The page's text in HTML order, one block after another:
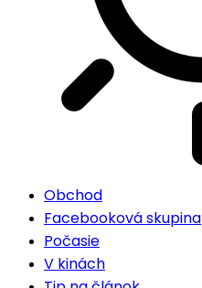
Obchod
Facebooková skupina
Počasie
V kinách